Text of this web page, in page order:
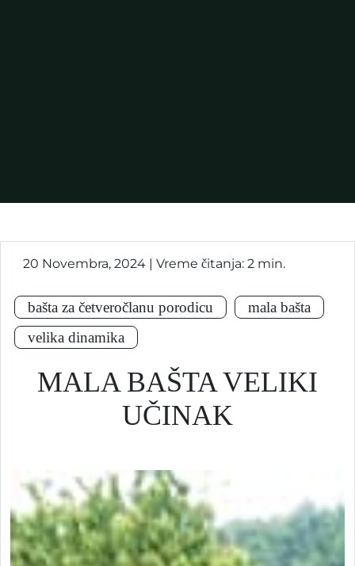
20 Novembra, 2024 | Vreme čitanja: 2 min.
bašta za četveročlanu porodicu
mala bašta
velika dinamika
MALA BAŠTA VELIKI
UČINAK